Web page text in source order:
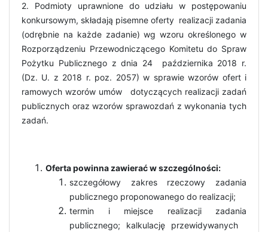
2. Podmioty uprawnione do udziału w postępowaniu
konkursowym, składają pisemne oferty realizacji zadania
(odrębnie na każde zadanie) wg wzoru określonego w
Rozporządzeniu Przewodniczącego Komitetu do Spraw
Pożytku Publicznego z dnia 24 października 2018 r.
(Dz. U. z 2018 r. poz. 2057) w sprawie wzorów ofert i
ramowych wzorów umów dotyczących realizacji zadań
publicznych oraz wzorów sprawozdań z wykonania tych
zadań.
Oferta powinna zawierać w szczególności:
szczegółowy zakres rzeczowy zadania
publicznego proponowanego do realizacji;
termin i miejsce realizacji zadania
publicznego; kalkulację przewidywanych